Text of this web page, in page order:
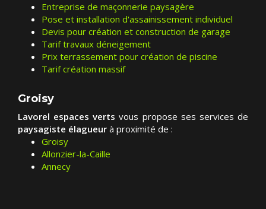
Entreprise de maçonnerie paysagère
Pose et installation d'assainissement individuel
Devis pour création et construction de garage
Tarif travaux déneigement
Prix terrassement pour création de piscine
Tarif création massif
Groisy
Lavorel espaces verts vous propose ses services de
paysagiste élagueur à proximité de :
Groisy
Allonzier-la-Caille
Annecy